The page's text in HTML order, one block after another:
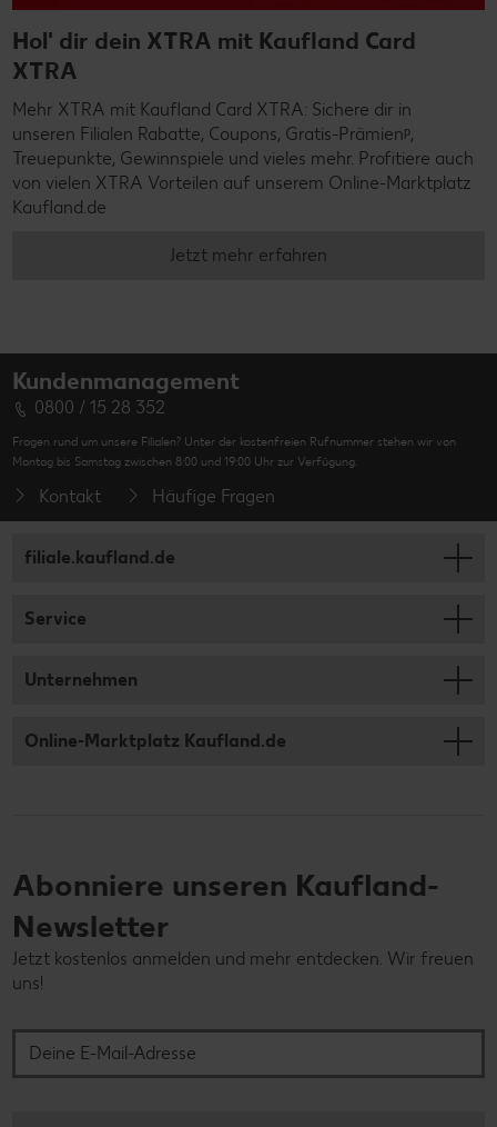
Hol' dir dein XTRA mit Kaufland Card
XTRA
Mehr XTRA mit Kaufland Card XTRA: Sichere dir in
unseren Filialen Rabatte, Coupons, Gratis-Prämienᵖ,
Treuepunkte, Gewinnspiele und vieles mehr. Profitiere auch
von vielen XTRA Vorteilen auf unserem Online-Marktplatz
Kaufland.de
Jetzt mehr erfahren
Kundenmanagement
0800 / 15 28 352
Fragen rund um unsere Filialen? Unter der kostenfreien Rufnummer stehen wir von
Montag bis Samstag zwischen 8:00 und 19:00 Uhr zur Verfügung.
Kontakt Häufige Fragen
filiale.kaufland.de
Service
Unternehmen
Online-Marktplatz Kaufland.de
Abonniere unseren Kaufland-
Newsletter
Jetzt kostenlos anmelden und mehr entdecken. Wir freuen
uns!